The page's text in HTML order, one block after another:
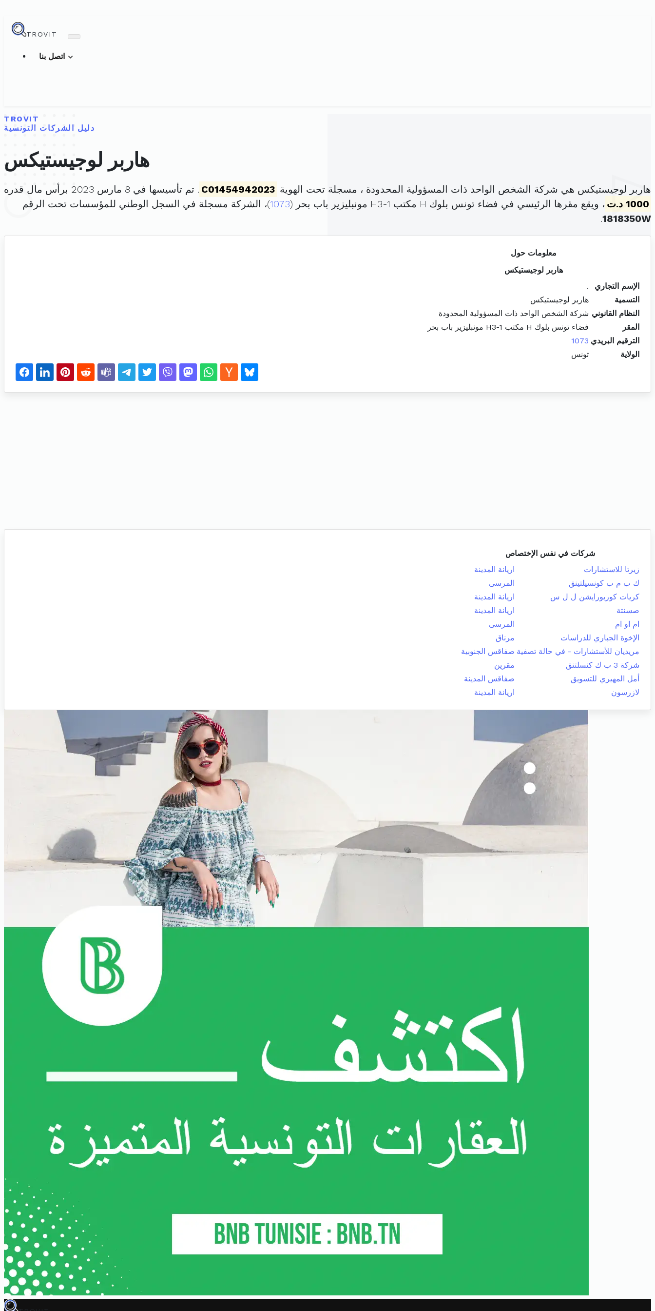
TROVIT
TROVIT
دليل الشركات التونسية
هاربر لوجيستيكس
هاربر لوجيستيكس هي شركة الشخص الواحد ذات المسؤولية المحدودة ، مسجلة تحت الهوية C01454942023 . تم تأسيسها في 8 مارس 2023 برأس مال قدره
1000 د.ت
، ويقع مقرها الرئيسي في فضاء تونس بلوك H مكتب H3-1 مونبليزير باب بحر ( 1073)، الشركة مسجلة في السجل الوطني للمؤسسات تحت الرقم
1818350W
.
معلومات حول
هاربر لوجيستيكس
الإسم التجاري
.
التسمية
هاربر لوجيستيكس
النظام القانوني شركة الشخص الواحد ذات المسؤولية المحدودة
المقر
فضاء تونس بلوك H مكتب H3-1 مونبليزير باب بحر
الترقيم البريدي 1073
الولاية
تونس
شركات في نفس الإختصاص
زيرتا للاستشارات
اريانة المدينة
ك ب م ب كونسيلتينق
المرسى
كريات كوربورايشن ل ل س
اريانة المدينة
صسنتة
اريانة المدينة
ام او ام
المرسى
الإخوة الجباري للدراسات
مرناق
مريديان للأستشارات - في حالة تصفية صفاقس الجنوبية
شركة 3 ب ك كنسلتنق
مقرين
أمل المهيري للتسويق
صفاقس المدينة
لازرسون
اريانة المدينة